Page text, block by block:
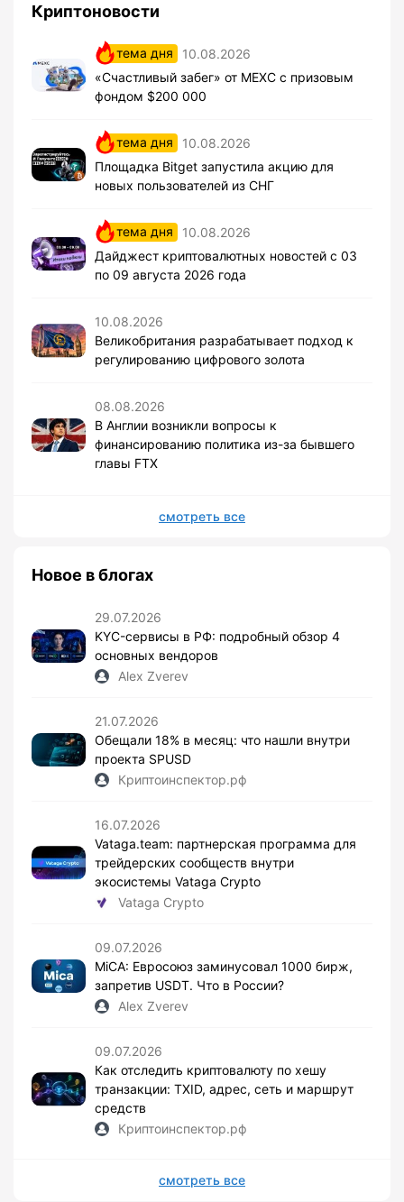
Криптоновости
тема дня
10.08.2026
«Счастливый забег» от MEXC с призовым
фондом $200 000
тема дня
10.08.2026
Площадка Bitget запустила акцию для
новых пользователей из СНГ
тема дня
10.08.2026
Дайджест криптовалютных новостей с 03
по 09 августа 2026 года
10.08.2026
Великобритания разрабатывает подход к
регулированию цифрового золота
08.08.2026
В Англии возникли вопросы к
финансированию политика из-за бывшего
главы FTX
смотреть все
Новое в блогах
29.07.2026
KYC-сервисы в РФ: подробный обзор 4
основных вендоров
Alex Zverev
21.07.2026
Обещали 18% в месяц: что нашли внутри
проекта SPUSD
Криптоинспектор.рф
16.07.2026
Vataga.team: партнерская программа для
трейдерских сообществ внутри
экосистемы Vataga Crypto
Vataga Crypto
09.07.2026
MiCA: Евросоюз заминусовал 1000 бирж,
запретив USDT. Что в России?
Alex Zverev
09.07.2026
Как отследить криптовалюту по хешу
транзакции: TXID, адрес, сеть и маршрут
средств
Криптоинспектор.рф
смотреть все